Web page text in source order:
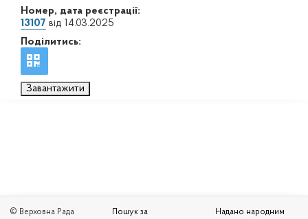
Номер, дата реєстрації:
13107 від 14.03.2025
Поділитись:
Завантажити
© Верховна Рада
Пошук за
Надано народним